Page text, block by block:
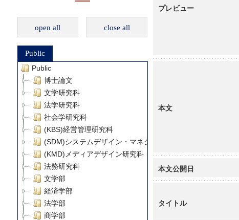
open all close all
Public
Public
博士論文
文学研究科
法学研究科
社会学研究科
(KBS)経営管理研究科
(SDM)システムデザイン・マネジメント研究科
(KMD)メディアデザイン研究科
法務研究科
文学部
経済学部
法学部
商学部
プレビュー
本文
本文公開日
タイトル